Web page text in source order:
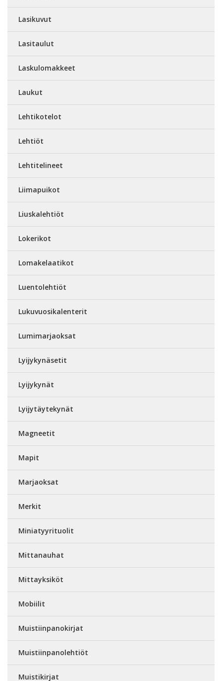
Lasikuvut
Lasitaulut
Laskulomakkeet
Laukut
Lehtikotelot
Lehtiöt
Lehtitelineet
Liimapuikot
Liuskalehtiöt
Lokerikot
Lomakelaatikot
Luentolehtiöt
Lukuvuosikalenterit
Lumimarjaoksat
Lyijykynäsetit
Lyijykynät
Lyijytäytekynät
Magneetit
Mapit
Marjaoksat
Merkit
Miniatyyrituolit
Mittanauhat
Mittayksiköt
Mobiilit
Muistiinpanokirjat
Muistiinpanolehtiöt
Muistikirjat